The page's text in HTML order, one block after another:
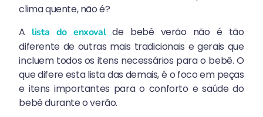
clima quente, não é?
A lista do enxovalde bebê verão não é tão
diferente de outras mais tradicionais e gerais que
incluem todos os itens necessários para o bebê. O
que difere esta lista das demais, é o foco em peças
e itens importantes para o conforto e saúde do
bebê durante o verão.